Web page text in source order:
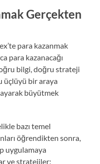
Gerçekten
para kazanmak
para kazanacağı
bilgi, doğru strateji
üçlüyü bir araya
büyütmek
bazı temel
öğrendikten sonra,
uygulamaya
ve stratejiler: